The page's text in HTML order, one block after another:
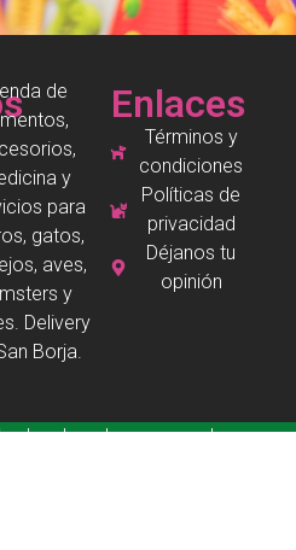
de
y
para
gatos,
aves,
y
Delivery
Borja.
Enlaces
Términos y
condiciones
Políticas de
privacidad
Déjanos tu
opinión
los derechos reservados